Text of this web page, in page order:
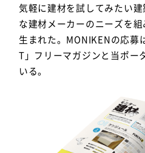
気軽に建材を試してみたい建
な建材メーカーのニーズを
生まれた。MONIKENの応募
T」フリーマガジンと当ポー
いる。